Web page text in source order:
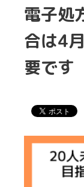
電子処
合は4
要です